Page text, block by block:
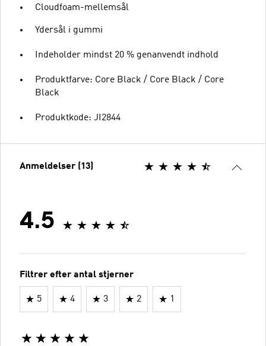
Cloudfoam-mellemsål
Ydersål i gummi
Indeholder mindst 20 % genanvendt indhold
Produktfarve: Core Black / Core Black / Core
Black
Produktkode: JI2844
Anmeldelser (13)
4.5
Filtrer efter antal stjerner
5 4 3 2 1